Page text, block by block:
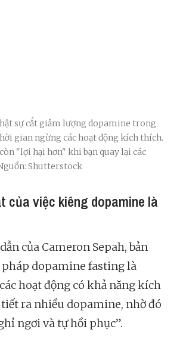
sự cắt giảm lượng dopamine trong
gian ngừng các hoạt động kích thích.
"lợi hại hơn" khi bạn quay lại các
Shutterstock
của việc kiêng dopamine là
của Cameron Sepah, bản
pháp dopamine fasting là
hoạt động có khả năng kích
ra nhiều dopamine, nhờ đó
ngơi và tự hồi phục”.